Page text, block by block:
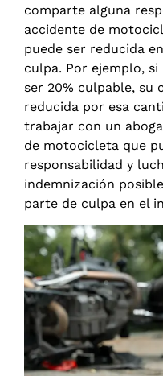
comparte alguna
accidente de
puede ser reducida
culpa. Por ejemplo,
ser 20% culpable, su
reducida por esa
trabajar con un
de motocicleta que
responsabilidad y
indemnización
parte de culpa en el